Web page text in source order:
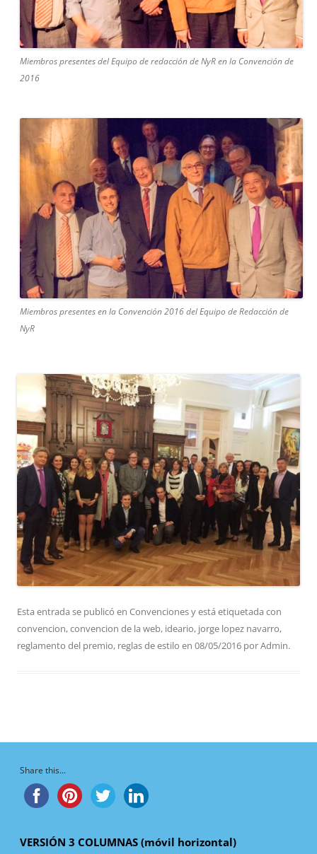
Miembros presentes del Equipo de redacción de NyR en la Convención de
2016
Miembros presentes en la Convención 2016 del Equipo de Redacción de
NyR
Esta entrada se publicó en Convencionesy está etiquetada con
convencion,convencion de la web, ideario, jorge lopez navarro,
reglamento del premio, reglas de estilo en 08/05/2016 porAdmin.
Share this...
VERSIÓN 3 COLUMNAS (móvil horizontal)